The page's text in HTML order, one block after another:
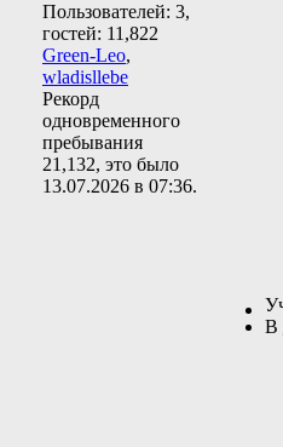
Пользователей: 3,
гостей: 11,822
Green-Leo,
wladisllebe
Рекорд
одновременного
пребывания
21,132, это было
13.07.2026 в 07:36.
В